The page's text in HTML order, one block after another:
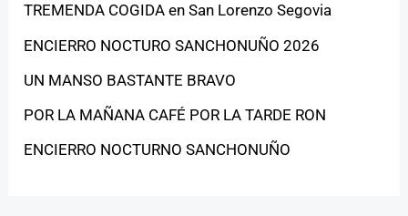
TREMENDA COGIDA en San Lorenzo Segovia
ENCIERRO NOCTURO SANCHONUÑO 2026
UN MANSO BASTANTE BRAVO
POR LA MAÑANA CAFÉ POR LA TARDE RON
ENCIERRO NOCTURNO SANCHONUÑO